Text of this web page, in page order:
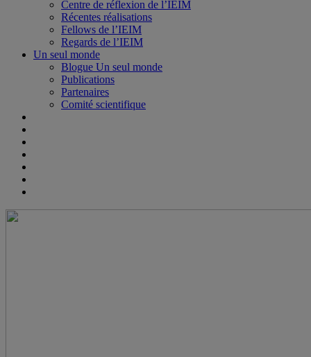
Centre de réflexion de l’IEIM
Récentes réalisations
Fellows de l’IEIM
Regards de l’IEIM
Un seul monde
Blogue Un seul monde
Publications
Partenaires
Comité scientifique